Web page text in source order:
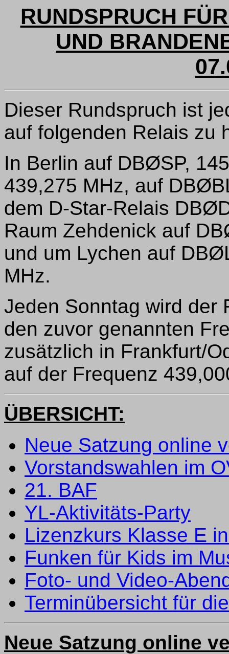
RUNDSPRUCH
UND
Dieser Rundspruch ist
auf folgenden Relais zu
In Berlin auf DBØSP,
439,275 MHz, auf
dem D-Star-Relais
Raum Zehdenick auf
und um Lychen auf
MHz.
Jeden Sonntag wird der
den zuvor genannten
zusätzlich in Frankfurt/
auf der Frequenz
ÜBERSICHT:
Neue Satzung online
Vorstandswahlen im
21. BAF
YL-Aktivitäts-Party
Lizenzkurs Klasse E
Funken für Kids im
Foto- und Video-
Terminübersicht für
Neue Satzung online